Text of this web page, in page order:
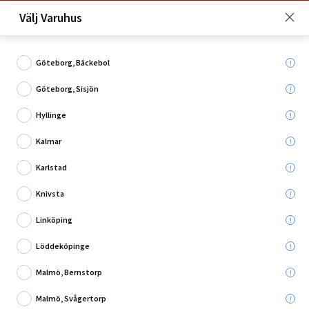
Just nu: Fri frakt på beställningar över 4 000 kronor*. Läs mer
Vad söker du?
Farmar- & Plåtskruv
Välj Varuhus
Göteborg, Bäckebol
Göteborg, Sisjön
Hyllinge
Kalmar
Karlstad
Knivsta
Linköping
Löddeköpinge
Malmö, Bernstorp
Malmö, Svågertorp